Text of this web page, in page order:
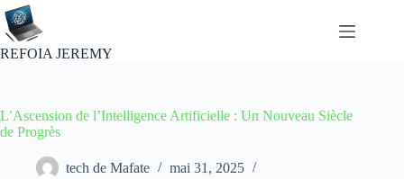
Passer
au
contenu
REFOIA JEREMY
L’Ascension de l’Intelligence Artificielle : Un Nouveau Siècle
de Progrès
tech de Mafate
mai 31, 2025